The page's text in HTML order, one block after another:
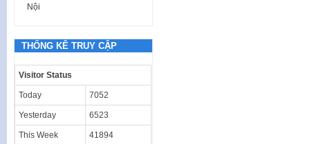
Nội
THỐNG KÊ TRUY CẬP
Visitor Status
Today 7052
Yesterday 6523
This Week 41894